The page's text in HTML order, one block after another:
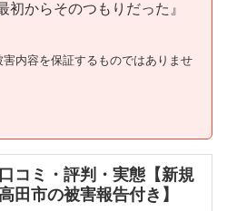
初からそのつもりだった』
内容を保証するものではありませ
コミ・評判・実態【新規
田市の被害報告付き】